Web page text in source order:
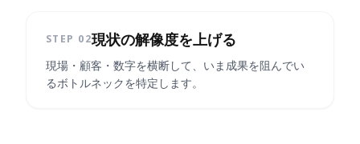
STEP 02現状の解像度を上げる
現場・顧客・数字を横断して、いま成果を阻んでい
るボトルネックを特定します。